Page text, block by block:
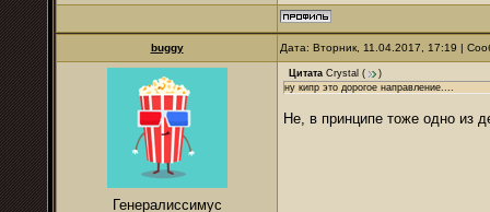
buggy Дата: Вторник, 11.04.2017, 17:19 |
Генералиссимус
Цитата Crystal (
)
ну кипр это дорогое направление....
Не, в принципе тоже одно из